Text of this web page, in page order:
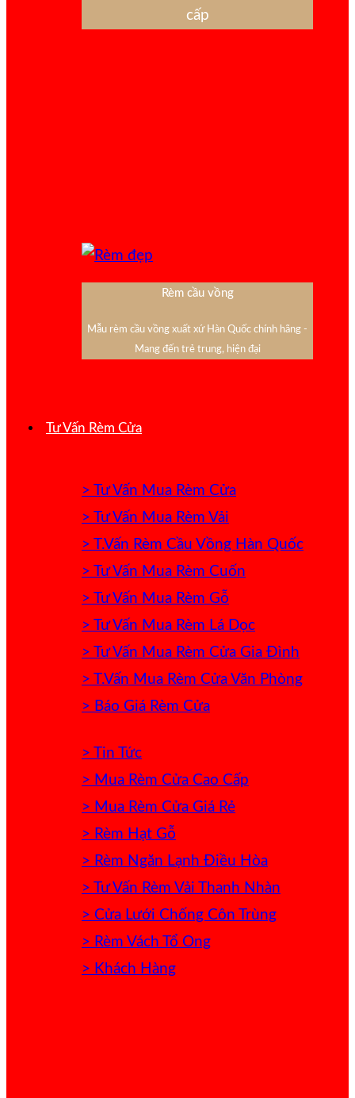
cấp
Rèm cầu vồng
Mẫu rèm cầu vồng xuất xứ Hàn Quốc chính hãng -
Mang đến trẻ trung, hiện đại
Tư Vấn Rèm Cửa
> Tư Vấn Mua Rèm Cửa
> Tư Vấn Mua Rèm Vải
> T.Vấn Rèm Cầu Vồng Hàn Quốc
> Tư Vấn Mua Rèm Cuốn
> Tư Vấn Mua Rèm Gỗ
> Tư Vấn Mua Rèm Lá Dọc
> Tư Vấn Mua Rèm Cửa Gia Đình
> T.Vấn Mua Rèm Cửa Văn Phòng
> Báo Giá Rèm Cửa
> Tin Tức
> Mua Rèm Cửa Cao Cấp
> Mua Rèm Cửa Giá Rẻ
> Rèm Hạt Gỗ
> Rèm Ngăn Lạnh Điều Hòa
> Tư Vấn Rèm Vải Thanh Nhàn
> Cửa Lưới Chống Côn Trùng
> Rèm Vách Tổ Ong
> Khách Hàng